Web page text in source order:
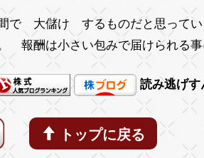
で 大儲け するものだと思ってい
報酬は小さい包みで届けられる事
読み逃げす
トップに戻る